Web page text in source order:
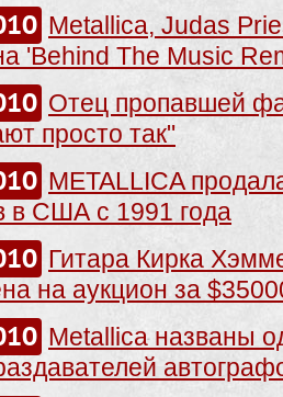
Metallica, Judas
'Behind The Music
Отец пропавшей
просто так"
METALLICA
в США с 1991 года
Гитара Кирка
на аукцион за
Metallica названы